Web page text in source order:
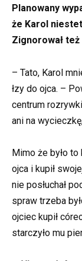
Planowany
że Karol
Zignorował
– Tato, Karol
łzy do ojca. –
centrum
ani na
Mimo że było to
ojca i kupił
nie posłuchał
spraw trzeba
ojciec kupił
starczyło mu